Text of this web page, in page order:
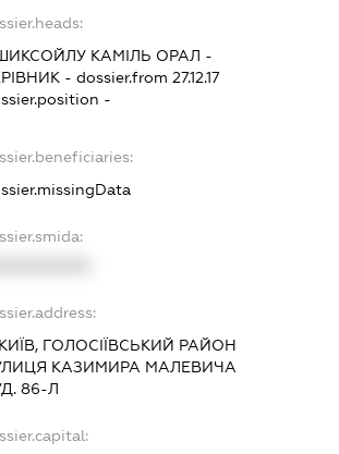
КАМІЛЬ ОРАЛ -
- dossier.from 27.12.17
-
ГОЛОСІЇВСЬКИЙ РАЙОН
КАЗИМИРА МАЛЕВИЧА
86-Л